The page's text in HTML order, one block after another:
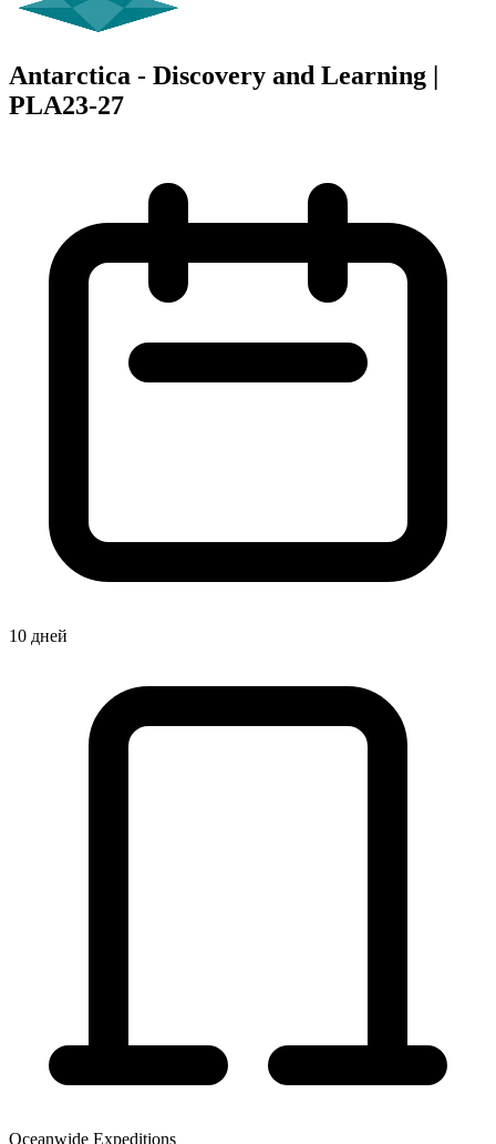
Antarctica - Discovery and Learning |
PLA23-27
10 дней
Oceanwide Expeditions